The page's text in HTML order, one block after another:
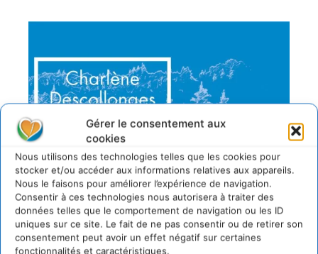
Gérer le consentement aux
cookies
Nous utilisons des technologies telles que les cookies pour
stocker et/ou accéder aux informations relatives aux appareils.
Nous le faisons pour améliorer l’expérience de navigation.
Consentir à ces technologies nous autorisera à traiter des
données telles que le comportement de navigation ou les ID
uniques sur ce site. Le fait de ne pas consentir ou de retirer son
consentement peut avoir un effet négatif sur certaines
fonctionnalités et caractéristiques.